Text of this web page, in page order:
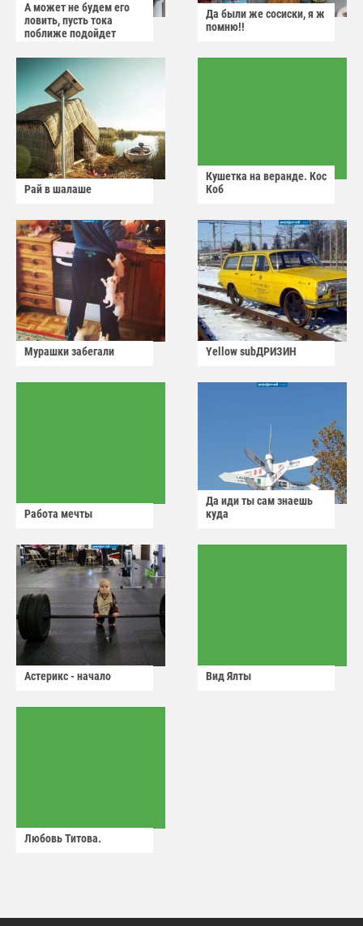
А может не будем его
ловить, пусть тока
поближе подойдет
Да были же сосиски, я ж
помню!!
Рай в шалаше
Кушетка на веранде. Кос
Коб
Мурашки забегали Yellow subДРИЗИН
Работа мечты
Да иди ты сам знаешь
куда
Астерикс - начало Вид Ялты
Любовь Титова.